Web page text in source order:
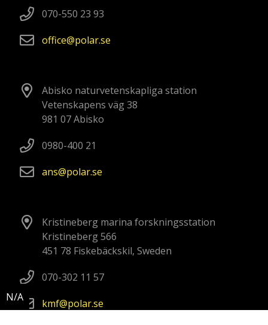
070-550 23 93
office
polarse
Abisko naturvetenskapliga station
Vetenskapens väg 38
981 07 Abisko
0980-400 21
ans
polarse
Kristineberg marina forskningsstation
Kristineberg 566
451 78 Fiskebäckskil, Sweden
070-302 11 57
kmf
polarse